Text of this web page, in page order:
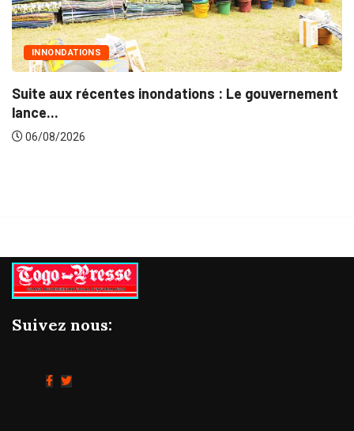
gouvernement
MARCHÉS PUBLICS
Marchés publics : L’ARCOP en
Suivez nous: